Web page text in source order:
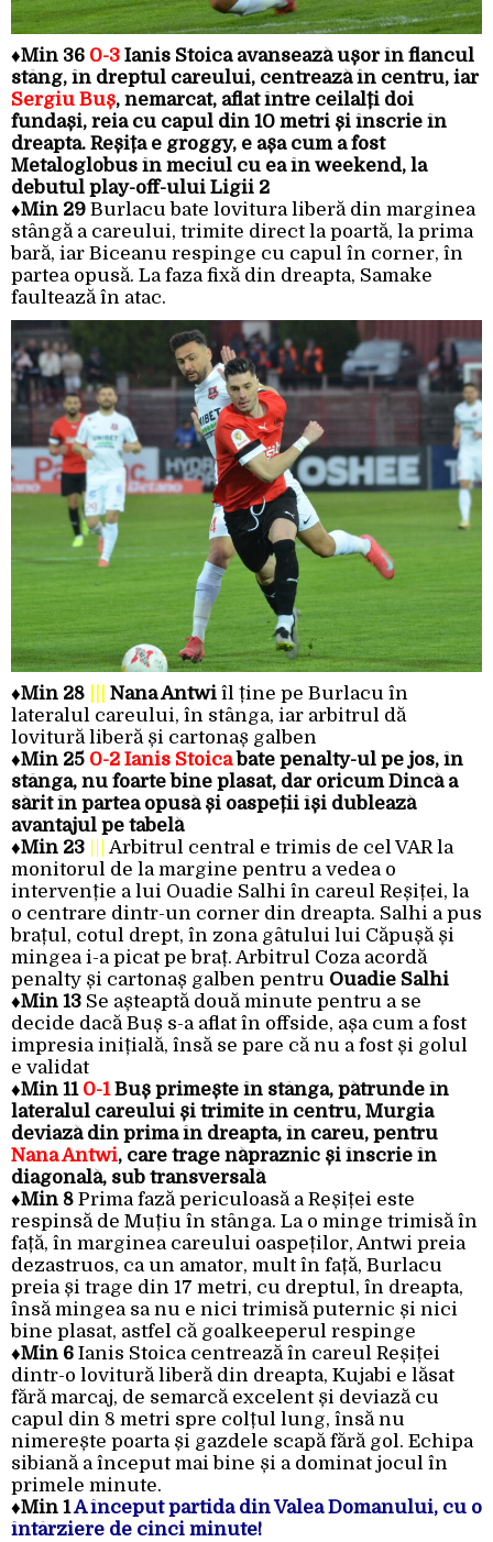
♦Min 36 0-3 Ianis Stoica avansează ușor în flancul
stâng, în dreptul careului, centrează în centru, iar
Sergiu Buș, nemarcat, aflat între ceilalți doi
fundași, reia cu capul din 10 metri și înscrie în
dreapta. Reșița e groggy, e așa cum a fost
Metaloglobus în meciul cu ea în weekend, la
debutul play-off-ului Ligii 2
♦Min 29 Burlacu bate lovitura liberă din marginea
stângă a careului, trimite direct la poartă, la prima
bară, iar Biceanu respinge cu capul în corner, în
partea opusă. La faza fixă din dreapta, Samake
faultează în atac.
♦Min 28 Nana Antwi îl ține pe Burlacu în
lateralul careului, în stânga, iar arbitrul dă
lovitură liberă și cartonaș galben
♦Min 25 0-2 Ianis Stoicabate penalty-ul pe jos, în
stânga, nu foarte bine plasat, dar oricum Dincă a
sărit în partea opusă și oaspeții își dublează
avantajul pe tabelă
♦Min 23
Arbitrul central e trimis de cel VAR la
monitorul de la margine pentru a vedea o
intervenție a lui Ouadie Salhi în careul Reșiței, la
o centrare dintr-un corner din dreapta. Salhi a pus
brațul, cotul drept, în zona gâtului lui Căpușă și
mingea i-a picat pe braț. Arbitrul Coza acordă
penalty și cartonaș galben pentru Ouadie Salhi
♦Min 13 Se așteaptă două minute pentru a se
decide dacă Buș s-a aflat în offside, așa cum a fost
impresia inițială, însă se pare că nu a fost și golul
e validat
♦Min 110-1Buș primește în stânga, pătrunde în
lateralul careului și trimite în centru, Murgia
deviază din prima în dreapta, în careu, pentru
Nana Antwi, care trage năpraznic și înscrie în
diagonală, sub transversală
♦Min 8 Prima fază periculoasă a Reșiței este
respinsă de Muțiu în stânga. La o minge trimisă în
față, în marginea careului oaspeților, Antwi preia
dezastruos, ca un amator, mult în față, Burlacu
preia și trage din 17 metri, cu dreptul, în dreapta,
însă mingea sa nu e nici trimisă puternic și nici
bine plasat, astfel că goalkeeperul respinge
♦Min 6 Ianis Stoica centrează în careul Reșiței
dintr-o lovitură liberă din dreapta, Kujabi e lăsat
fără marcaj, de semarcă excelent și deviază cu
capul din 8 metri spre colțul lung, însă nu
nimerește poarta și gazdele scapă fără gol. Echipa
sibiană a început mai bine și a dominat jocul în
primele minute.
♦Min 1A început partida din Valea Domanului, cu o
întârziere de cinci minute!